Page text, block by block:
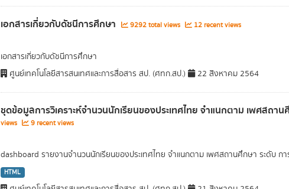
เอกสารเกี่ยวกับดัชนีการศึกษา 9292 total views 12 recent views
เอกสารเกี่ยวกับดัชนีการศึกษา
ศูนย์เทคโนโลยีสารสนเทศและการสื่อสาร สป. (ศทก.สป.)
22 สิงหาคม 2564
ชุดข้อมูลการวิเคราะห์จำนวนนักเรียนของประเทศไทย จำแนกตาม เพศสถา
views
9 recent views
dashboard รายงานจำนวนนักเรียนของประเทศไทย จำแนกตาม เพศสถานศึกษา ระดับ ก
HTML